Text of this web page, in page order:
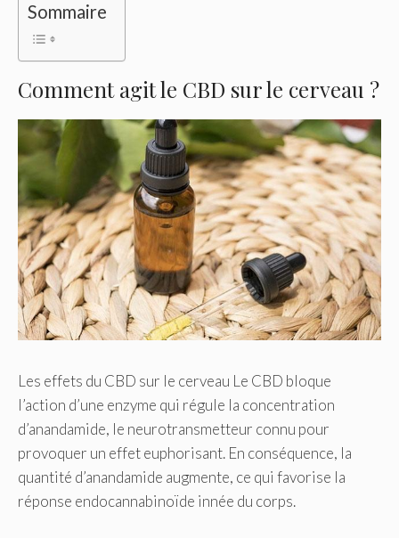
Sommaire
Comment agit le CBD sur le cerveau ?
Les effets du CBD sur le cerveau Le CBD bloque
l’action d’une enzyme qui régule la concentration
d’anandamide, le neurotransmetteur connu pour
provoquer un effet euphorisant. En conséquence, la
quantité d’anandamide augmente, ce qui favorise la
réponse endocannabinoïde innée du corps.